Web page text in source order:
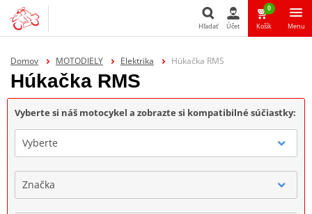
Hľadať Účet
0
Košík Menu
Domov MOTODIELY Elektrika Húkačka RMS
Húkačka RMS
Vyberte si náš motocykel a zobrazte si kompatibilné súčiastky:
Vyberte
Značka